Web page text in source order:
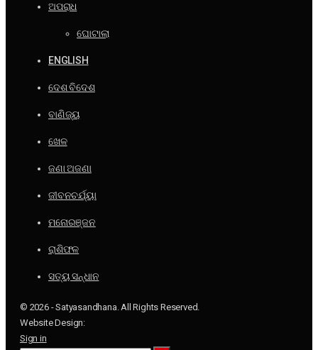
ଅପରାଧ
ଘୋଟାଲା
ENGLISH
ଦେଶ ବିଦେଶ
ବାଣିଜ୍ୟ
ଖେଳ
ଜଣା ଅଜଣା
ଜୀବନଚର୍ଯ୍ୟା
ମନୋରଞ୍ଜନ
ରାଶିଫଳ
ସତ୍ୟ ସନ୍ଧାନ
© 2026 - Satyasandhana. All Rights Reserved.
Website Design:
Sign in